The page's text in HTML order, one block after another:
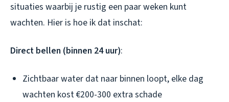
situaties waarbij je rustig een paar weken kunt
wachten. Hier is hoe ik dat inschat:
Direct bellen (binnen 24 uur):
Zichtbaar water dat naar binnen loopt, elke dag
wachten kost €200-300 extra schade